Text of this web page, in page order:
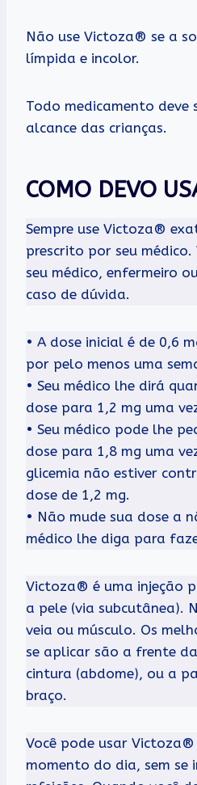
Não use Victoza® se a
límpida e incolor.
Todo medicamento
alcance das crianças.
COMO DEVO
Sempre use Victoza®
prescrito por seu
seu médico, enfermeiro
caso de dúvida.
• A dose inicial é de 0,6
por pelo menos uma
• Seu médico lhe dirá
dose para 1,2 mg uma
• Seu médico pode lhe
dose para 1,8 mg uma
glicemia não estiver
dose de 1,2 mg.
• Não mude sua dose a
médico lhe diga para
Victoza® é uma injeção
a pele (via subcutânea).
veia ou músculo. Os
se aplicar são a frente
cintura (abdome), ou a
braço.
Você pode usar
momento do dia, sem se